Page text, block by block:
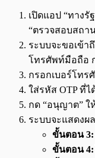
เปิดแอป “ทางรั
“ตรวจสอบสถา
ระบบจะขอเข้า
โทรศัพท์มือถือ
กรอกเบอร์โทร
ใส่รหัส OTP ที่
กด “อนุญาต”
ระบบจะแสดง
ขั้นตอน 3:
ขั้นตอน 4: